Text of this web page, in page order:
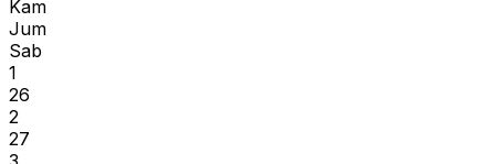
Kam
Jum
Sab
1
26
2
27